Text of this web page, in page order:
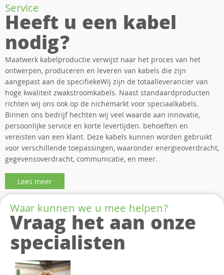
Service
Heeft u een kabel
nodig?
Maatwerk kabelproductie verwijst naar het proces van het
ontwerpen, produceren en leveren van kabels die zijn
aangepast aan de specifiekeWij zijn de totaalleverancier van
hoge kwaliteit zwakstroomkabels. Naast standaardproducten
richten wij ons ook op de nichemarkt voor speciaalkabels.
Binnen ons bedrijf hechten wij veel waarde aan innovatie,
persoonlijke service en korte levertijden. behoeften en
vereisten van een klant. Deze kabels kunnen worden gebruikt
voor verschillende toepassingen, waaronder energieoverdracht,
gegevensoverdracht, communicatie, en meer.
Lees meer
Waar kunnen we u mee helpen?
Vraag het aan onze
specialisten